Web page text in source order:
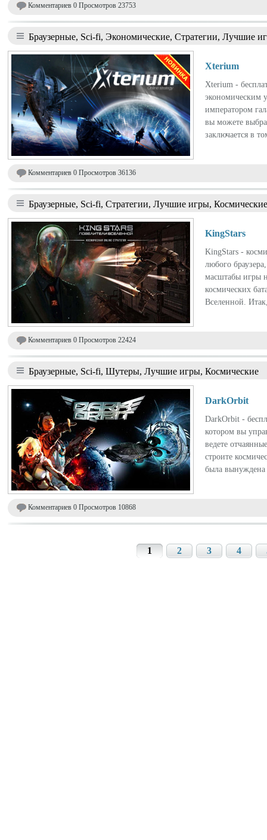
Комментариев 0 Просмотров 23753
Браузерные, Sci-fi, Экономические, Стратегии, Лучшие
Xterium
Xterium -
экономическим
императором
вы можете
заключается в
Комментариев 0 Просмотров 36136
Браузерные, Sci-fi, Стратегии, Лучшие игры, Космические
KingStars
KingStars -
любого
масштабы игры
космических
Вселенной.
Комментариев 0 Просмотров 22424
Браузерные, Sci-fi, Шутеры, Лучшие игры, Космические
DarkOrbit
DarkOrbit -
котором вы
ведете
строите
была
Комментариев 0 Просмотров 10868
1 2 3 4